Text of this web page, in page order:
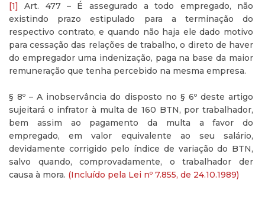
[1]
Art. 477 – É assegurado a todo empregado, não
existindo prazo estipulado para a terminação do
respectivo contrato, e quando não haja ele dado motivo
para cessação das relações de trabalho, o direto de haver
do empregador uma indenização, paga na base da maior
remuneração que tenha percebido na mesma empresa.
§ 8º – A inobservância do disposto no § 6º deste artigo
sujeitará o infrator à multa de 160 BTN, por trabalhador,
bem assim ao pagamento da multa a favor do
empregado, em valor equivalente ao seu salário,
devidamente corrigido pelo índice de variação do BTN,
salvo quando, comprovadamente, o trabalhador der
causa à mora. (Incluído pela Lei nº 7.855, de 24.10.1989)